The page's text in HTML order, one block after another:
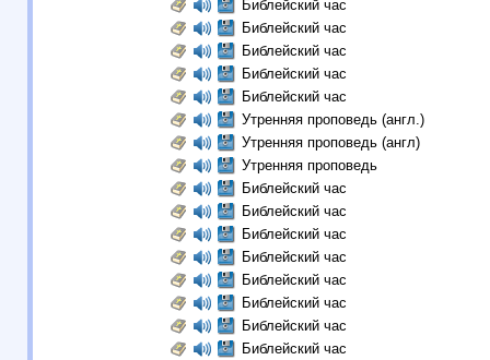
Библейский час
Библейский час
Библейский час
Библейский час
Библейский час
Утренняя проповедь (англ.)
Утренняя проповедь (англ)
Утренняя проповедь
Библейский час
Библейский час
Библейский час
Библейский час
Библейский час
Библейский час
Библейский час
Библейский час